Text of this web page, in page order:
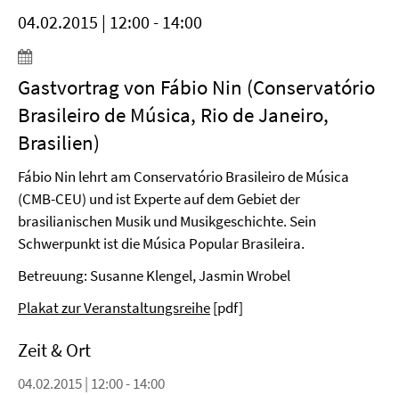
04.02.2015 | 12:00 - 14:00
Gastvortrag von Fábio Nin (Conservatório
Brasileiro de Música, Rio de Janeiro,
Brasilien)
Fábio Nin lehrt am Conservatório Brasileiro de Música
(CMB-CEU) und ist Experte auf dem Gebiet der
brasilianischen Musik und Musikgeschichte. Sein
Schwerpunkt ist die Música Popular Brasileira.
Betreuung: Susanne Klengel, Jasmin Wrobel
Plakat zur Veranstaltungsreihe[pdf]
Zeit & Ort
04.02.2015 | 12:00 - 14:00